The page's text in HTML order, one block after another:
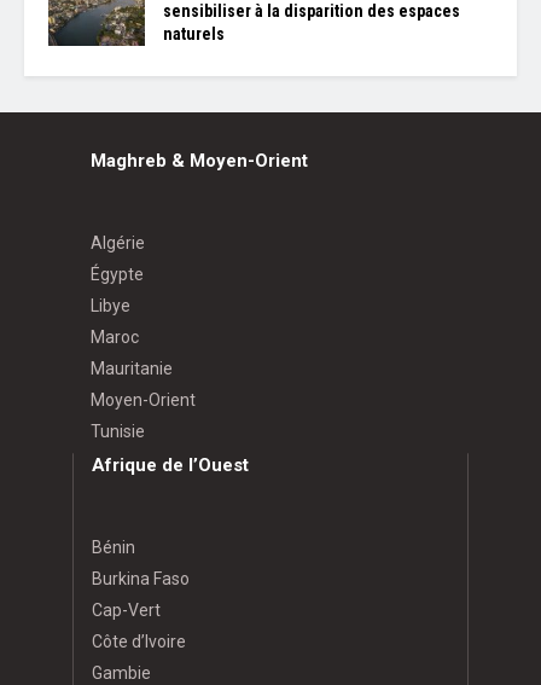
sensibiliser à la disparition des espaces
naturels
Maghreb & Moyen-Orient
Algérie
Égypte
Libye
Maroc
Mauritanie
Moyen-Orient
Tunisie
Afrique de l’Ouest
Bénin
Burkina Faso
Cap-Vert
Côte d’Ivoire
Gambie